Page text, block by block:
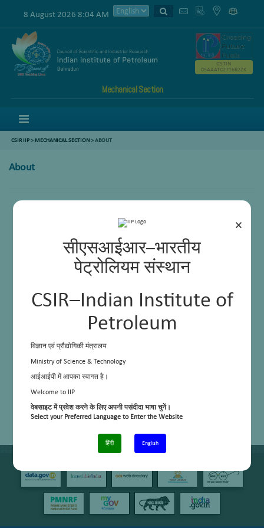
×
सीएसआईआर–भारतीय
पेट्रोलियम संस्थान
CSIR–Indian Institute of
Petroleum
विज्ञान एवं प्रौद्योगिकी मंत्रालय
Ministry of Science & Technology
आईआईपी में आपका स्वागत है।
Welcome to IIP
वेबसाइट में प्रवेश करने के लिए अपनी पसंदीदा भाषा चुनें।
Select your Preferred Language to Enter the Website
हिंदी English
8 August 2026 8:04 AM
Mechanical Section
GSTIN
05AAATC2716R2ZK
CSIR IIP> MECHANICAL SECTION> ABOUT
About